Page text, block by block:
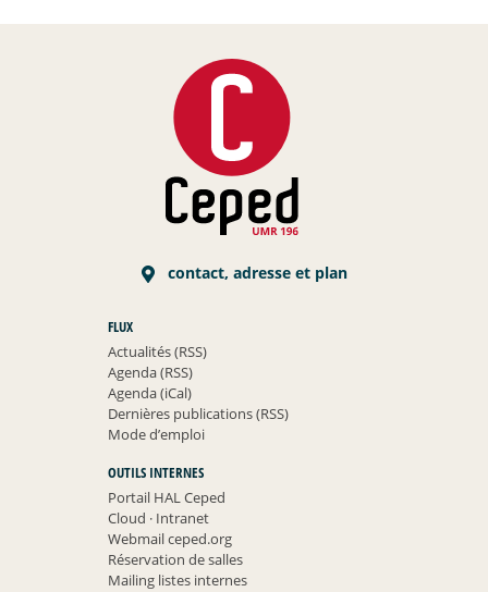
contact, adresse et plan
FLUX
Actualités (RSS)
Agenda (RSS)
Agenda (iCal)
Dernières publications (RSS)
Mode d’emploi
OUTILS INTERNES
Portail HAL Ceped
Cloud ·Intranet
Webmail ceped.org
Réservation de salles
Mailing listes internes